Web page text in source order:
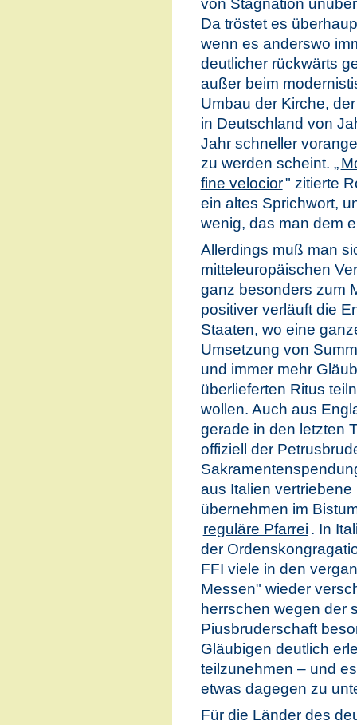
Da tröstet es
wenn es anderswo
deutlicher rückwärts
außer beim
Umbau der Kirche,
in Deutschland von
Jahr schneller
zu werden scheint. „
fine velocior" zitierte
ein altes Sprichwort,
wenig, das man dem
Allerdings muß man
mitteleuropäischen
ganz besonders zum
positiver verläuft die
Staaten, wo eine
Umsetzung von
und immer mehr
überlieferten Ritus
wollen. Auch aus
gerade in den letzten
offiziell der
aus Italien
übernehmen im
reguläre Pfarrei . In
der
FFI viele in den
Messen" wieder
herrschen wegen der
Piusbruderschaft
Gläubigen deutlich
teilzunehmen – und
etwas dagegen zu
Für die Länder des